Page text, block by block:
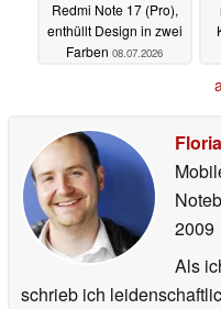
Redmi Note 17 (Pro),
enthüllt Design in zwei
Farben 08.07.2026
2009
Als
schrieb ich